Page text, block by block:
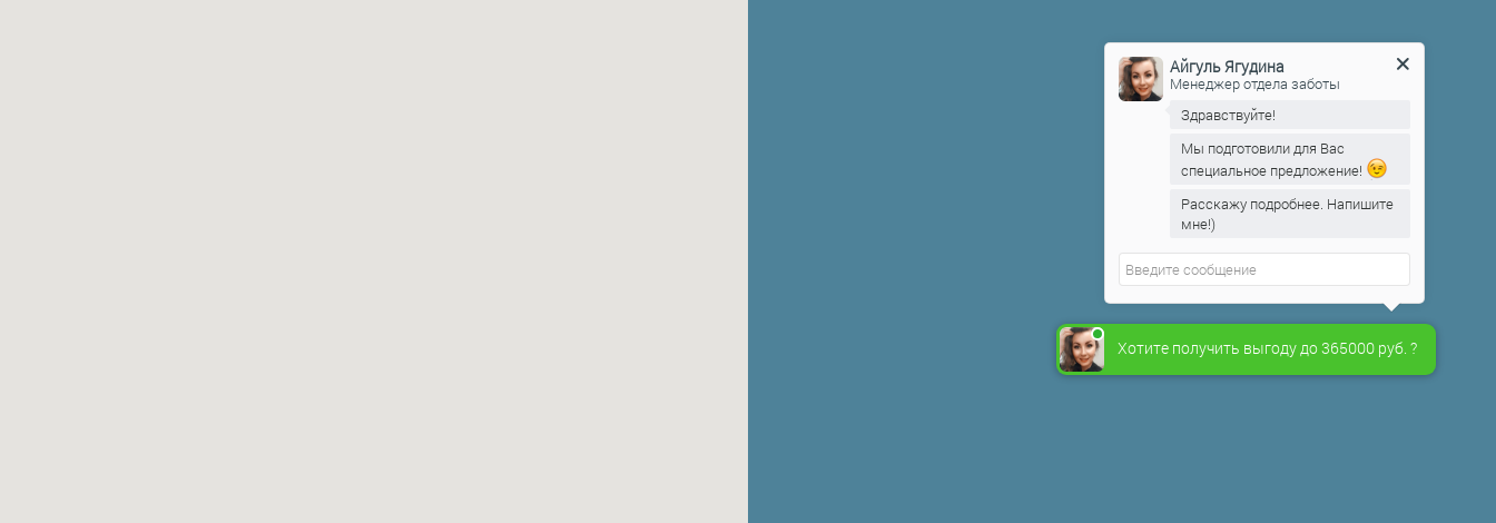
Хотите получить выгоду до 365000 руб. ?
Айгуль Ягудина
Менеджер отдела заботы
Здравствуйте!
Мы подготовили для Вас
специальное предложение!
Расскажу подробнее. Напишите
мне!)